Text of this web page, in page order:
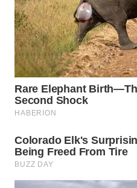
MALUT
WN
DAIRI
WN
DANAU
TOBA
WN
NIAS